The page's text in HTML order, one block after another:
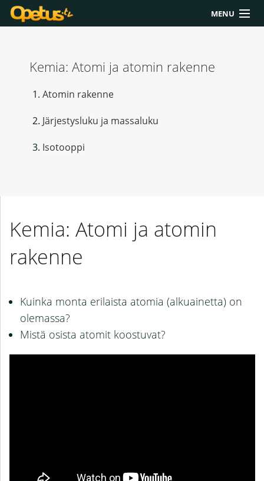
MENU
Yläkoulu
Työkalut
Kemia: Atomi ja atomin rakenne
Atomin rakenne
Järjestysluku ja massaluku
Isotooppi
Kemia: Atomi ja atomin
rakenne
Kuinka monta erilaista atomia (alkuainetta) on
olemassa?
Mistä osista atomit koostuvat?